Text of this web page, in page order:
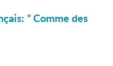
"Comme des